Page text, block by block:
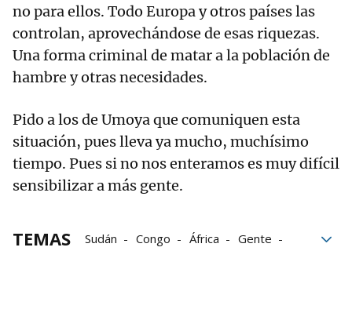
no para ellos. Todo Europa y otros países las
controlan, aprovechándose de esas riquezas.
Una forma criminal de matar a la población de
hambre y otras necesidades.
Pido a los de Umoya que comuniquen esta
situación, pues lleva ya mucho, muchísimo
tiempo. Pues si no nos enteramos es muy difícil
sensibilizar a más gente.
TEMAS Sudán Congo África
Gente